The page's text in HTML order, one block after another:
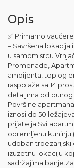
Opis
✅ Primamo
– Savršena
u samom srcu
Promenade,
ambijenta, toplog
raspolaže sa 14
detaljima od punog
Površine
iznosi do 50
prijatelja.Svi
opremljenu kuhinju
udoban trpezarijski
izuzetnu lokaciju
sadržajima